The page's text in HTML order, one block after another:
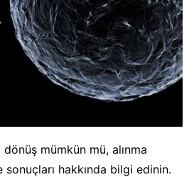
mümkün mü, alınma
hakkında bilgi edinin.